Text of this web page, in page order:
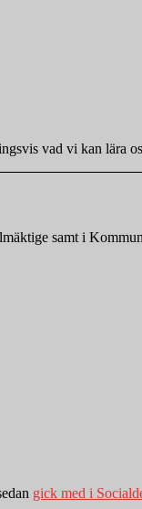
vad vi kan lära
samt i
gick med i